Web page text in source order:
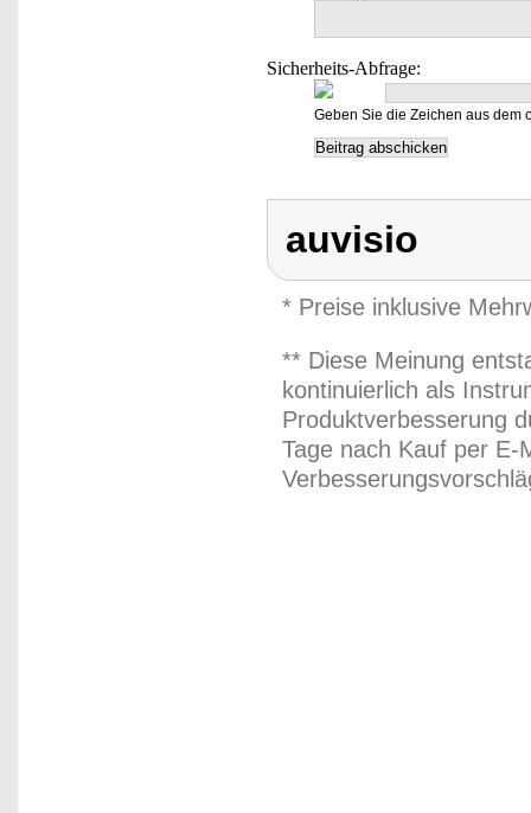
Sicherheits-Abfrage:
Geben Sie die Zeichen aus dem
auvisio
* Preise inklusive
** Diese Meinung
kontinuierlich als
Produktverbesserung
Tage nach Kauf per E-